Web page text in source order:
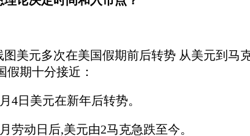
美元多次在美国假期前后转势 从美元到马
假期十分接近：
日美元在新年后转势。
动日后,美元由2马克急跌至今。